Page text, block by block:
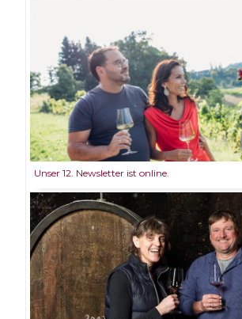
Unser 12. Newsletter ist online.